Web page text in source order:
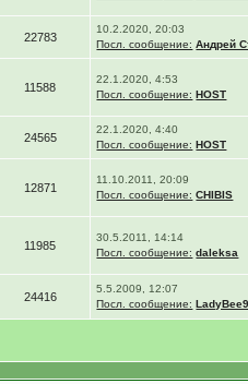
22783
10.2.2020, 20:03
Посл. сообщение: Андрей
11588
22.1.2020, 4:53
Посл. сообщение: HOST
24565
22.1.2020, 4:40
Посл. сообщение: HOST
12871
11.10.2011, 20:09
Посл. сообщение: CHIBIS
11985
30.5.2011, 14:14
Посл. сообщение: daleksa
24416
5.5.2009, 12:07
Посл. сообщение: